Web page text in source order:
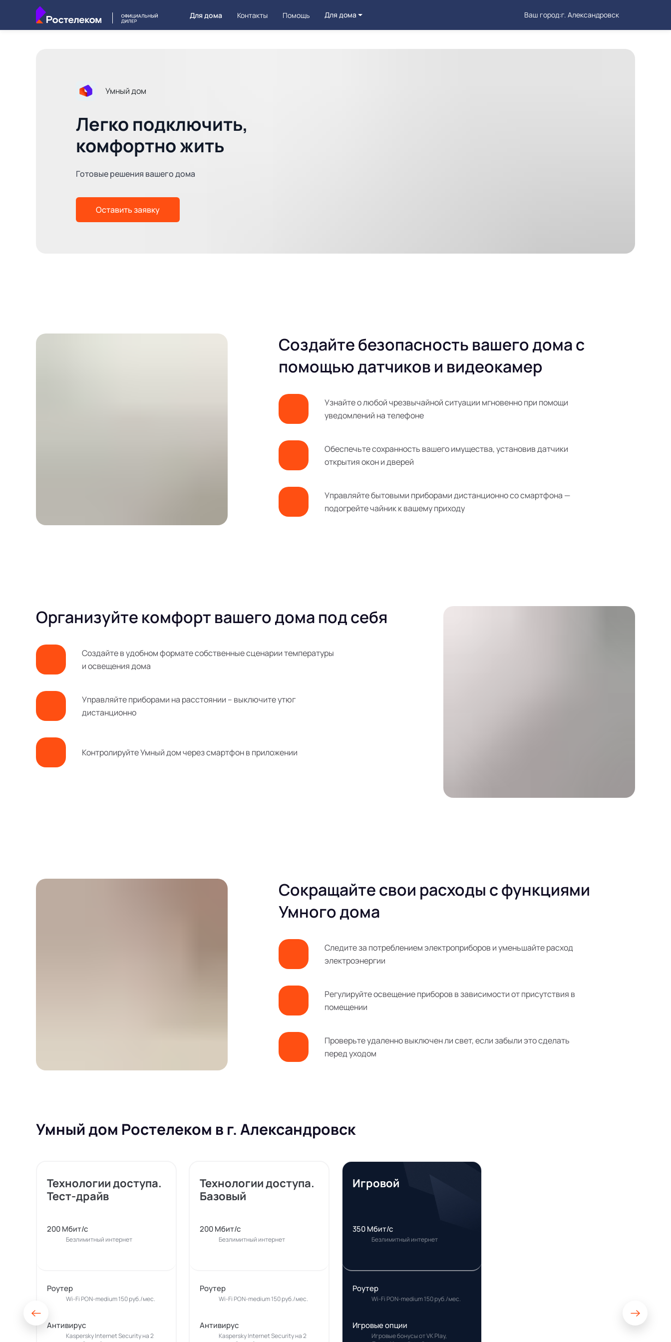
Для дома Контакты Помощь Для дома Ваш город:г. Александровск
Умный дом
Легко подключить,
комфортно жить
Готовые решения вашего дома
Оставить заявку
Создайте безопасность вашего дома с
помощью датчиков и видеокамер
Узнайте о любой чрезвычайной ситуации мгновенно при помощи
уведомлений на телефоне
Обеспечьте сохранность вашего имущества, установив датчики
открытия окон и дверей
Управляйте бытовыми приборами дистанционно со смартфона —
подогрейте чайник к вашему приходу
Организуйте комфорт вашего дома под себя
Создайте в удобном формате собственные сценарии температуры
и освещения дома
Управляйте приборами на расстоянии – выключите утюг
дистанционно
Контролируйте Умный дом через смартфон в приложении
Сокращайте свои расходы с функциями
Умного дома
Следите за потреблением электроприборов и уменьшайте расход
электроэнергии
Регулируйте освещение приборов в зависимости от присутствия в
помещении
Проверьте удаленно выключен ли свет, если забыли это сделать
перед уходом
Умный дом Ростелеком в г. Александровск
Технологии доступа.
Тест-драйв
200 Мбит/с
Безлимитный интернет
Роутер
Wi-Fi PON-medium 150 руб./мес.
Антивирус
Kaspersky Internet Security на 2
Технологии доступа.
Базовый
200 Мбит/с
Безлимитный интернет
Роутер
Wi-Fi PON-medium 150 руб./мес.
Антивирус
Kaspersky Internet Security на 2
Игровой
350 Мбит/с
Безлимитный интернет
Роутер
Wi-Fi PON-medium 150 руб./мес.
Игровые опции
Игровые бонусы от VK Play,